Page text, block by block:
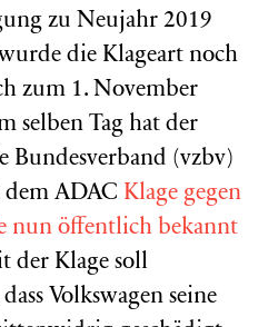
zu Neujahr 2019
die Klageart noch
zum 1. November
selben Tag hat der
Bundesverband (vzbv)
ADAC Klage gegen
nun öffentlich bekannt
der Klage soll
Volkswagen seine